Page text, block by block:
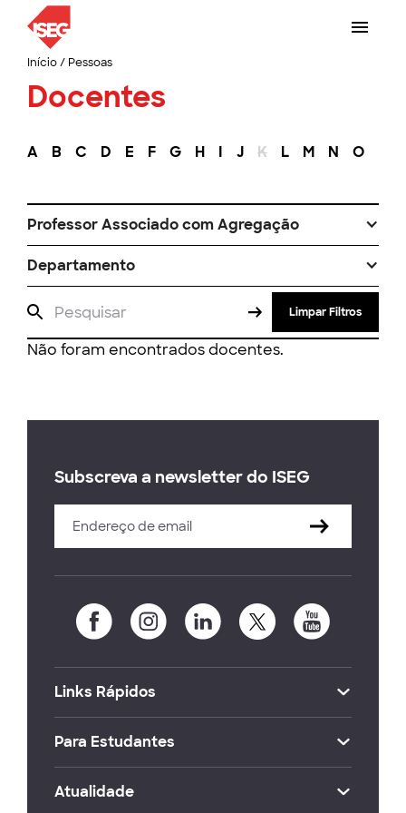
Início/ Pessoas
Docentes
A B C D E F G H I J K L M N O
Professor Associado com Agregação
Departamento
Limpar Filtros
Não foram encontrados docentes.
Subscreva a newsletter do ISEG
Links Rápidos
Para Estudantes
Atualidade